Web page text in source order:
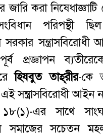
জারি করা
পরিপন্থী
সরকার
প্রজ্ঞাপন
হিযবুত তাহ্‌রীর-কে
সন্ত্রাসবিরোধী আইন
এর সাথে
সমাজের সচেতন